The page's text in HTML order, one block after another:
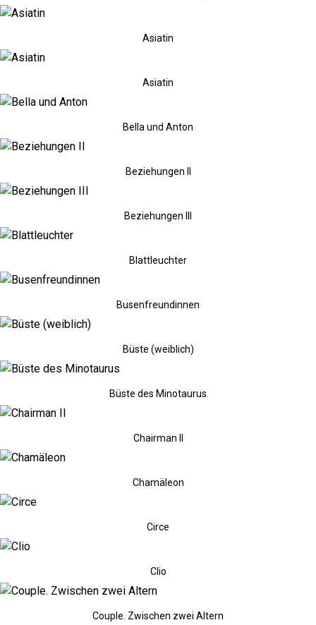
Asiatin
Asiatin
Bella und Anton
Beziehungen II
Beziehungen III
Blattleuchter
Busenfreundinnen
Büste (weiblich)
Büste des Minotaurus
Chairman II
Chamäleon
Circe
Clio
Couple. Zwischen zwei Altern